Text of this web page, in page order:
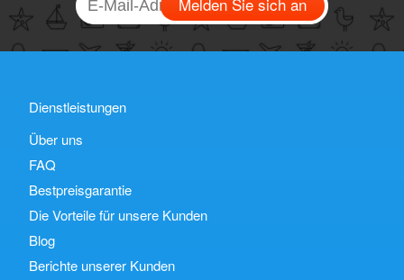
Dienstleistungen
Über uns
FAQ
Bestpreisgarantie
Die Vorteile für unsere Kunden
Blog
Berichte unserer Kunden